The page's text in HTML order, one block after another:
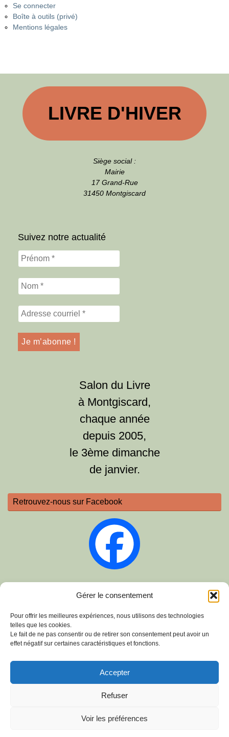
Gérer le consentement
Pour offrir les meilleures expériences, nous utilisons des technologies
telles que les cookies.
Le fait de ne pas consentir ou de retirer son consentement peut avoir un
effet négatif sur certaines caractéristiques et fonctions.
Accepter
Refuser
Voir les préférences
Se connecter
Boîte à outils (privé)
Mentions légales
LIVRE D'HIVER
Siège social :
Mairie
17 Grand-Rue
31450 Montgiscard
Suivez notre actualité
Salon du Livre
à Montgiscard,
chaque année
depuis 2005,
le 3ème dimanche
de janvier.
Retrouvez-nous sur Facebook
cdscWeb- 2010-2026